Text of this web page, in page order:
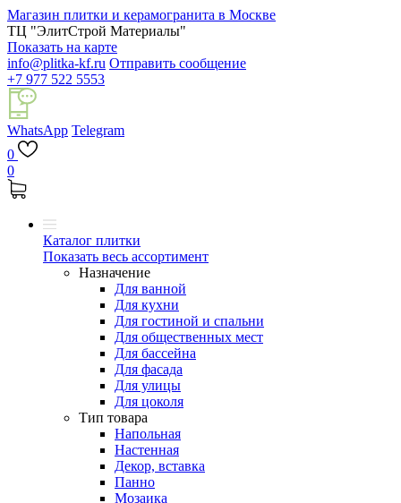
Магазин плитки и керамогранита в Москве
ТЦ "ЭлитСтрой Материалы"
Показать на карте
info@plitka-kf.ru Отправить сообщение
+7 977 522 5553
WhatsApp Telegram
0
0
Каталог плитки
Показать весь ассортимент
Назначение
Для ванной
Для кухни
Для гостиной и спальни
Для общественных мест
Для бассейна
Для фасада
Для улицы
Для цоколя
Тип товара
Напольная
Настенная
Декор, вставка
Панно
Мозаика